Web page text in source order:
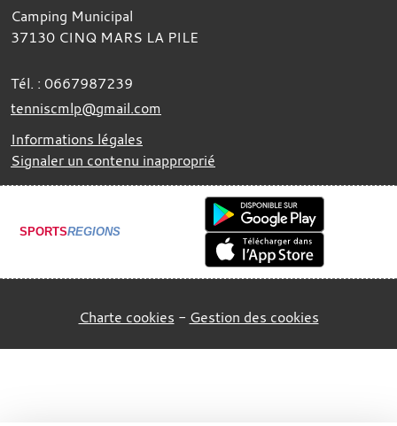
Camping Municipal
37130 CINQ MARS LA PILE
Tél. : 0667987239
tenniscmlp@gmail.com
Informations légales
Signaler un contenu inapproprié
SPORTSREGIONS
Charte cookies Gestion des cookies